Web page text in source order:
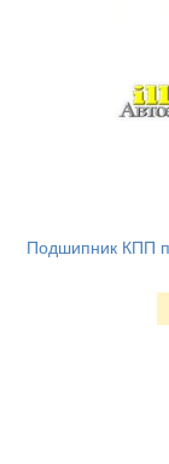
Подшипник КПП